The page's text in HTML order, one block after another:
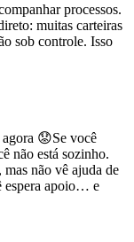
processos.
muitas carteiras
sob controle. Isso
😟Se você
não está sozinho.
não vê ajuda de
espera apoio… e